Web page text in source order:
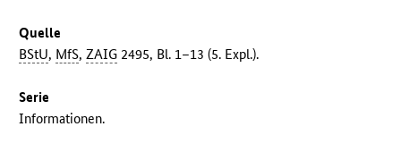
Quelle
BStU, MfS,ZAIG 2495, Bl. 1–13 (5. Expl.).
Serie
Informationen.